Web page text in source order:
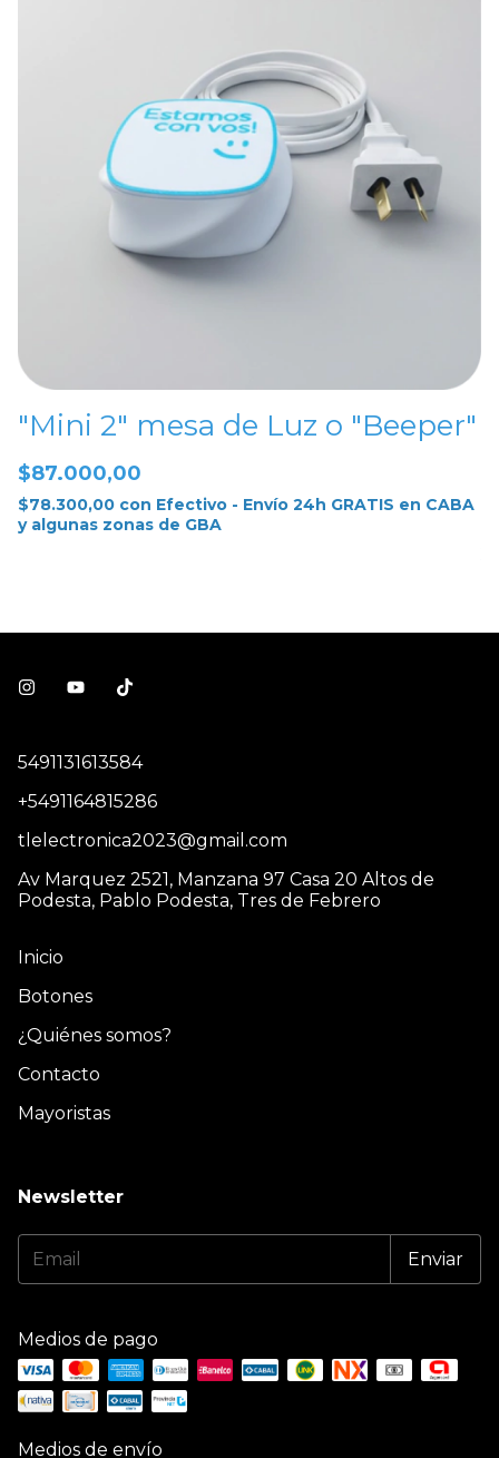
"Mini 2" mesa de Luz o "Beeper"
$87.000,00
$78.300,00 con Efectivo - Envío 24h GRATIS en CABA
y algunas zonas de GBA
5491131613584
+5491164815286
tlelectronica2023@gmail.com
Av Marquez 2521, Manzana 97 Casa 20 Altos de
Podesta, Pablo Podesta, Tres de Febrero
Inicio
Botones
¿Quiénes somos?
Contacto
Mayoristas
Newsletter
Medios de pago
Medios de envío